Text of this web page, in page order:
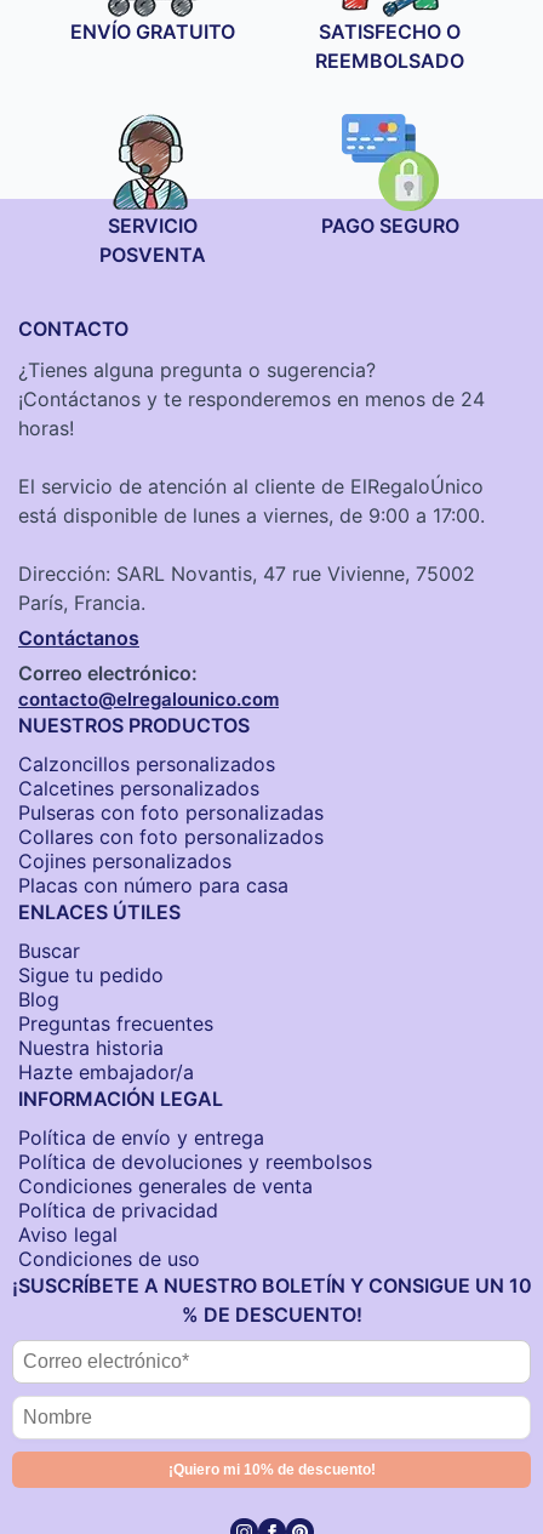
ENVÍO GRATUITO
SATISFECHO O
REEMBOLSADO
SERVICIO
POSVENTA
PAGO SEGURO
CONTACTO
¿Tienes alguna pregunta o sugerencia?
¡Contáctanos y te responderemos en menos de 24
horas!
El servicio de atención al cliente de ElRegaloÚnico
está disponible de lunes a viernes, de 9:00 a 17:00.
Dirección: SARL Novantis, 47 rue Vivienne, 75002
París, Francia.
Contáctanos
Correo electrónico:
contacto@elregalounico.com
NUESTROS PRODUCTOS
Calzoncillos personalizados​
Calcetines personalizados
Pulseras con foto personalizadas
Collares con foto personalizados
Cojines personalizados
Placas con número para casa
ENLACES ÚTILES
Buscar
Sigue tu pedido
Blog
Preguntas frecuentes
Nuestra historia
Hazte embajador/a
INFORMACIÓN LEGAL
Política de envío y entrega
Política de devoluciones y reembolsos
Condiciones generales de venta
Política de privacidad
Aviso legal
Condiciones de uso
¡SUSCRÍBETE A NUESTRO BOLETÍN Y CONSIGUE UN 10
% DE DESCUENTO!